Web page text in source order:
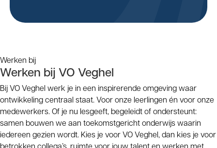
Werken bij
Werken bij VO Veghel
Bij VO Veghel werk je in een inspirerende omgeving waar
ontwikkeling centraal staat. Voor onze leerlingen én voor onze
medewerkers. Of je nu lesgeeft, begeleidt of ondersteunt:
samen bouwen we aan toekomstgericht onderwijs waarin
iedereen gezien wordt. Kies je voor VO Veghel, dan kies je voor
betrokken collega’s, ruimte voor jouw talent en werken met